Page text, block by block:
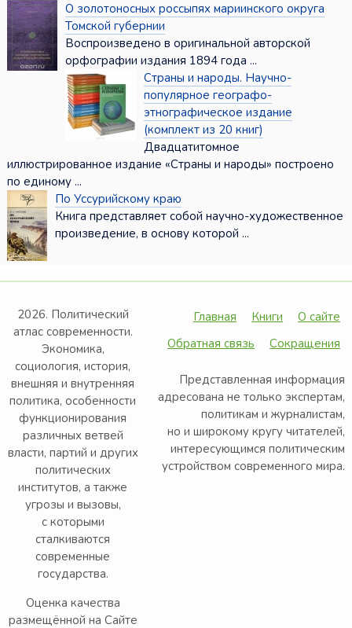
О золотоносных россыпях мариинского округа
Томской губернии
Воспроизведено в оригинальной авторской
орфографии издания 1894 года ...
Страны и народы. Научно-
популярное географо-
этнографическое издание
(комплект из 20 книг)
Двадцатитомное
иллюстрированное издание «Страны и народы» построено
по единому ...
По Уссурийскому краю
Книга представляет собой научно-художественное
произведение, в основу которой ...
2026. Политический
атлас современности.
Экономика,
социология, история,
внешняя и внутренняя
политика, особенности
функционирования
различных ветвей
власти, партий и других
политических
институтов, а также
угрозы и вызовы,
с которыми
сталкиваются
современные
государства.
Оценка качества
размещённой на Сайте
Главная Книги
О сайте
Обратная связь
Сокращения
Представленная информация
адресована не только экспертам,
политикам и журналистам,
но и широкому кругу читателей,
интересующимся политическим
устройством современного мира.